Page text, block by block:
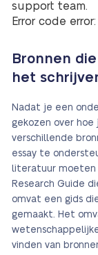
support team.
Error code error:
Bronnen
het
Nadat je een
gekozen over
verschillende
essay te
literatuur moeten
Research Guide
omvat een gids
gemaakt. Het
vinden van